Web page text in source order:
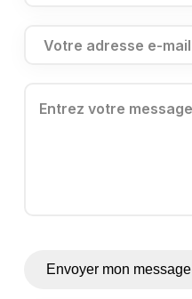
Envoyer mon message